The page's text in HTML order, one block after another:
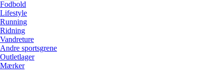
Fodbold
Lifestyle
Running
Ridning
Vandreture
Andre sportsgrene
Outletlager
Mærker